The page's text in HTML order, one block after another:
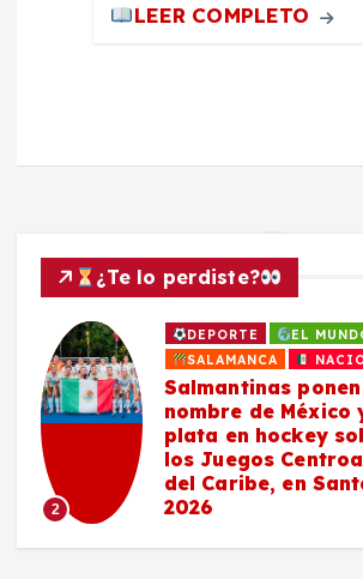
LEER COMPLETO
¿Te lo perdiste?
en
y
SALAMANCA
Estudiantes de
#Salamanca
nacional del
INAH en el
Chapultepec
sobre